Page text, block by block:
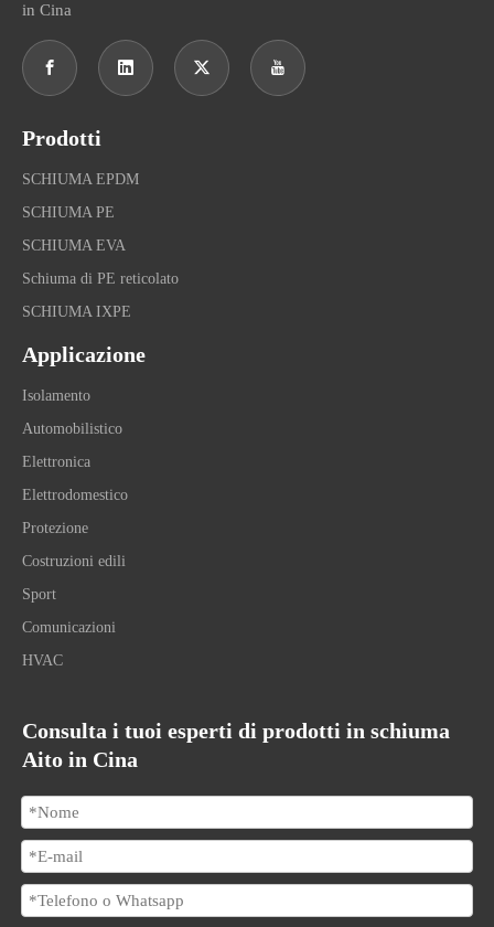
in Cina
Prodotti
SCHIUMA EPDM
SCHIUMA PE
SCHIUMA EVA
Schiuma di PE reticolato
SCHIUMA IXPE
Applicazione
Isolamento
Automobilistico
Elettronica
Elettrodomestico
Protezione
Costruzioni edili
Sport
Comunicazioni
HVAC
Consulta i tuoi esperti di prodotti in schiuma
Aito in Cina